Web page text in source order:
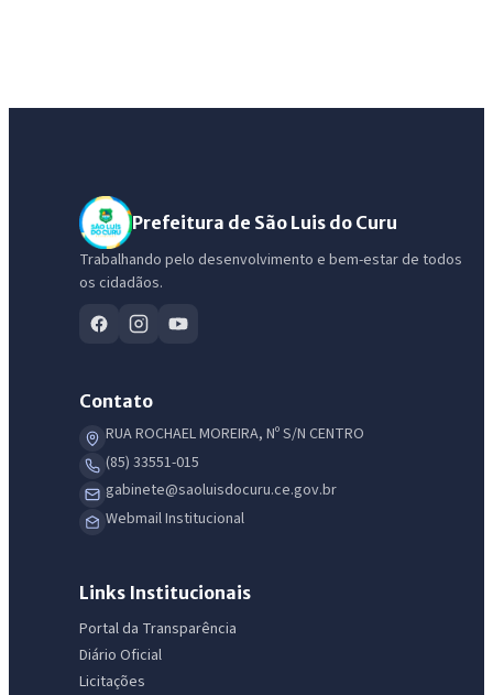
Prefeitura de São Luis do Curu
Trabalhando pelo desenvolvimento e bem-estar de todos
os cidadãos.
Contato
RUA ROCHAEL MOREIRA, Nº S/N CENTRO
(85) 33551-015
gabinete@saoluisdocuru.ce.gov.br
Webmail Institucional
Links Institucionais
Portal da Transparência
Diário Oficial
Licitações
Olá. Pergunte sobre serviços, notícias, legislação, Diário Oficial,
licitações, estrutura ou transparência do município.